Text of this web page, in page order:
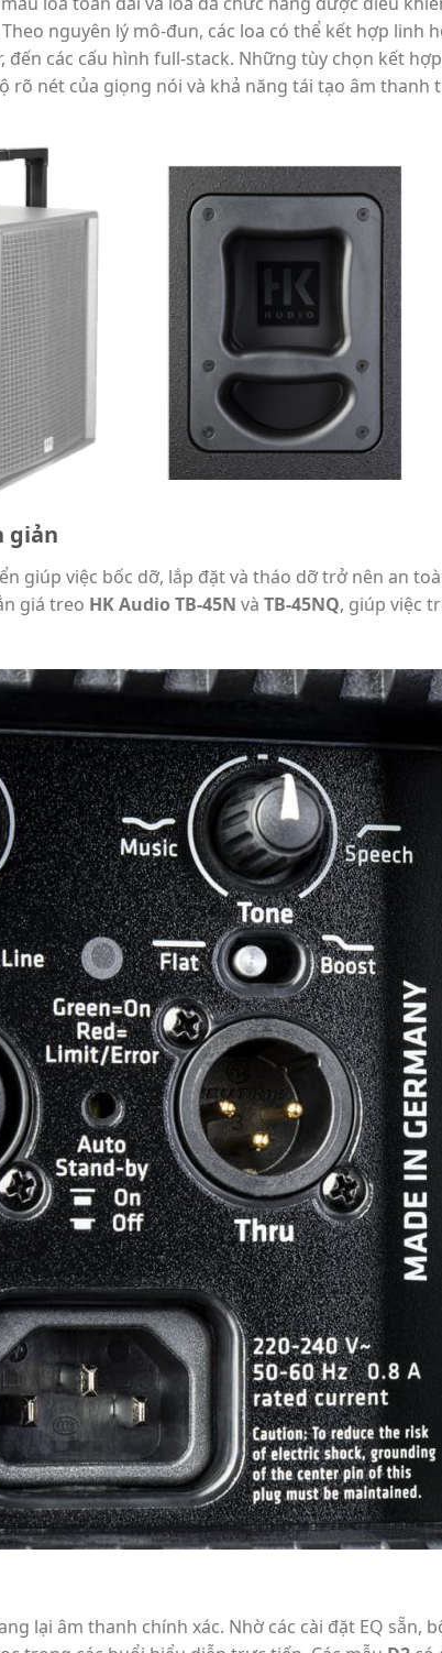
Theo nguyên lý mô-đun, các loa có thể kết hợp linh
các cấu hình full-stack. Những tùy chọn kết
rõ nét của giọng nói và khả năng tái tạo âm thanh
giản
giúp việc bốc dỡ, lắp đặt và tháo dỡ trở nên an
giá treo HK Audio TB-45N và TB-45NQ, giúp việc
lại âm thanh chính xác. Nhờ các cài đặt EQ sẵn,